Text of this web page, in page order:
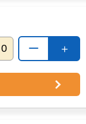
＋
ー